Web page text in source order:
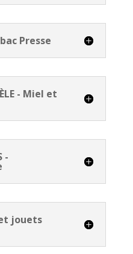
Presse
- Miel et
-
et jouets